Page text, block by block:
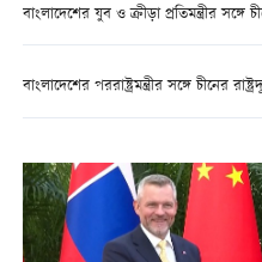
বাংলাদেশের যুব ও ক্রীড়া প্রতিমন্ত্রীর সঙ্গে
বাংলাদেশের পররাষ্ট্রমন্ত্রীর সঙ্গে চীনের